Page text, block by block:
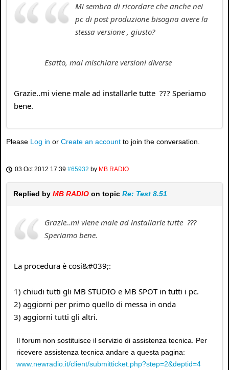
Mi sembra di ricordare che anche nei
pc di post produzione bisogna avere la
stessa versione , giusto?
Esatto, mai mischiare versioni diverse
Grazie..mi viene male ad installarle tutte ??? Speriamo
bene.
Please Log in or Create an account to join the conversation.
03 Oct 2012 17:39 #65932 by MB RADIO
Replied by MB RADIO on topic Re: Test 8.51
Grazie..mi viene male ad installarle tutte ???
Speriamo bene.
La procedura è cosi&#039;:
1) chiudi tutti gli MB STUDIO e MB SPOT in tutti i pc.
2) aggiorni per primo quello di messa in onda
3) aggiorni tutti gli altri.
Il forum non sostituisce il servizio di assistenza tecnica. Per
ricevere assistenza tecnica andare a questa pagina:
www.newradio.it/client/submitticket.php?step=2&deptid=4